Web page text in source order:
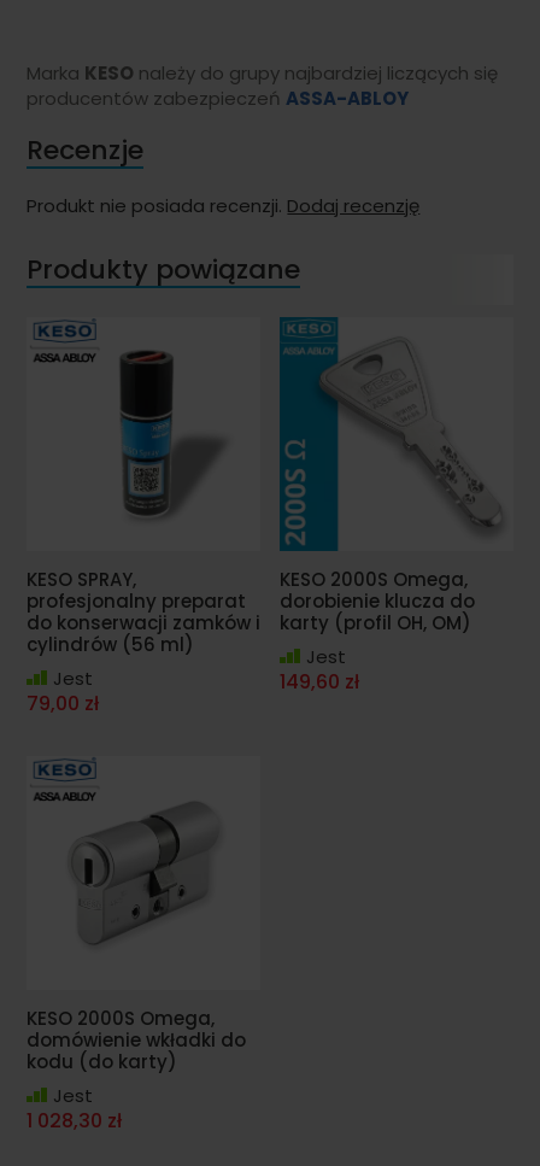
Marka KESO należy do grupy najbardziej liczących się
producentów zabezpieczeńASSA-ABLOY
Recenzje
Produkt nie posiada recenzji. Dodaj recenzję
Produkty powiązane
KESO SPRAY,
profesjonalny preparat
do konserwacji zamków i
cylindrów (56 ml)
Jest
79,00 zł
KESO 2000S Omega,
dorobienie klucza do
karty (profil OH, OM)
Jest
149,60 zł
KESO 2000S Omega,
domówienie wkładki do
kodu (do karty)
Jest
1 028,30 zł